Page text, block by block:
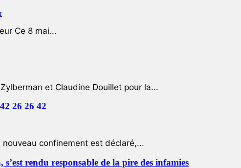
Ce 8 mai...
et Claudine Douillet pour la...
26 26 42
confinement est déclaré,...
rendu responsable de la pire des infamies